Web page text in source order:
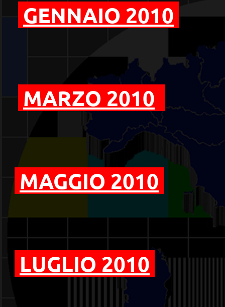
GENNAIO 2010
MARZO 2010
MAGGIO 2010
LUGLIO 2010